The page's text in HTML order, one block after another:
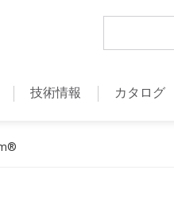
技術情報 カタログ